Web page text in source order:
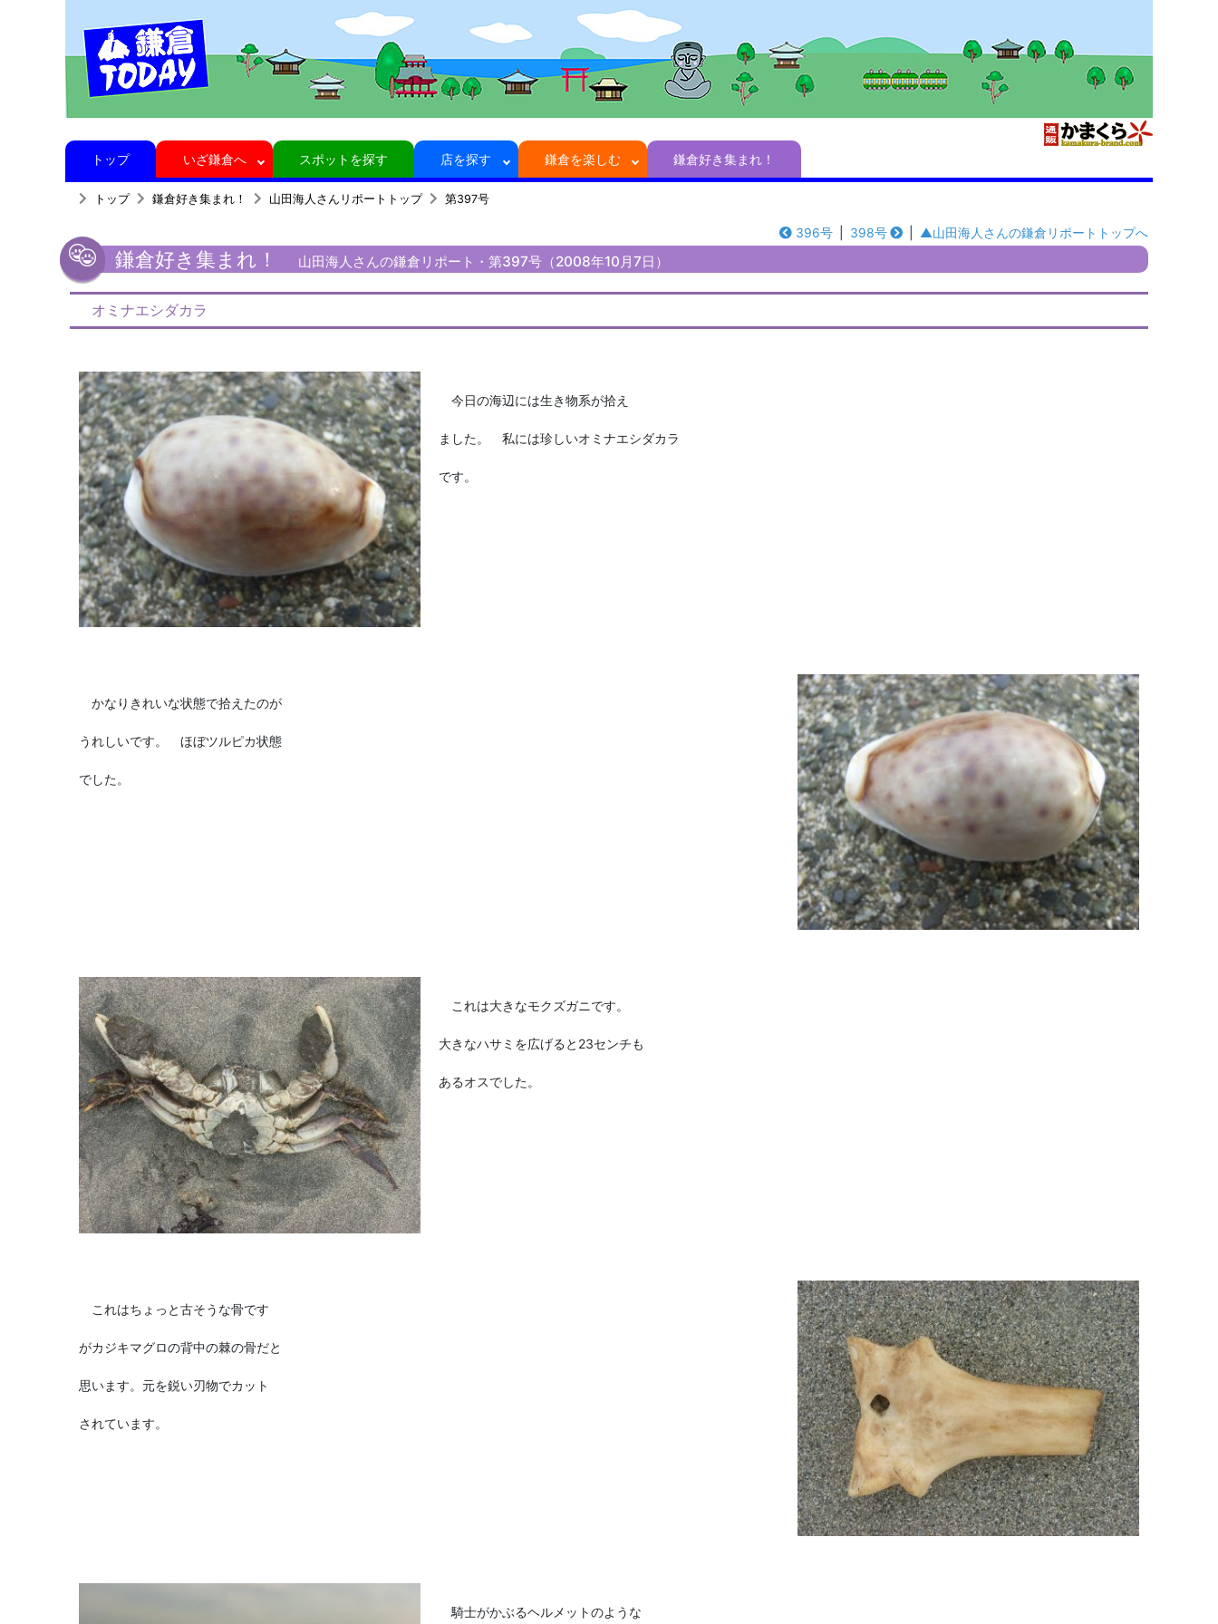
トップ いざ鎌倉へ スポットを探す 店を探す 鎌倉を楽しむ 鎌倉好き集まれ！
トップ 鎌倉好き集まれ！ 山田海人さんリポートトップ 第397号
396号 398号 ▲山田海人さんの鎌倉リポートトップへ
鎌倉好き集まれ！ 山田海人さんの鎌倉リポート・第397号（2008年10月7日）
オミナエシダカラ
今日の海辺には生き物系が拾え
ました。 私には珍しいオミナエシダカラ
です。
かなりきれいな状態で拾えたのが
うれしいです。 ほぼツルピカ状態
でした。
これは大きなモクズガニです。
大きなハサミを広げると23センチも
あるオスでした。
これはちょっと古そうな骨です
がカジキマグロの背中の棘の骨だと
思います。元を鋭い刃物でカット
されています。
騎士がかぶるヘルメットのような